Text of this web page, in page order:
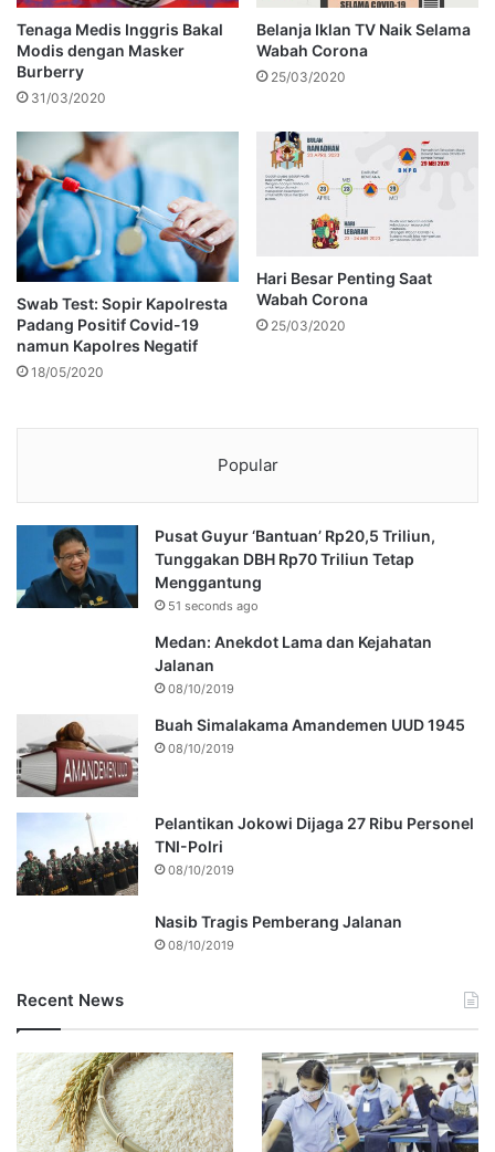
Tenaga Medis Inggris Bakal
Modis dengan Masker
Burberry
31/03/2020
Belanja Iklan TV Naik Selama
Wabah Corona
25/03/2020
Swab Test: Sopir Kapolresta
Padang Positif Covid-19
namun Kapolres Negatif
18/05/2020
Hari Besar Penting Saat
Wabah Corona
25/03/2020
Popular
Pusat Guyur ‘Bantuan’ Rp20,5 Triliun,
Tunggakan DBH Rp70 Triliun Tetap
Menggantung
51 seconds ago
Medan: Anekdot Lama dan Kejahatan
Jalanan
08/10/2019
Buah Simalakama Amandemen UUD 1945
08/10/2019
Pelantikan Jokowi Dijaga 27 Ribu Personel
TNI-Polri
08/10/2019
Nasib Tragis Pemberang Jalanan
08/10/2019
Recent News